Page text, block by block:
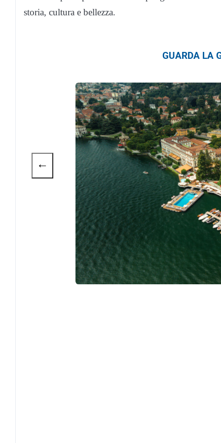
storia, cultura e bellezza.
GUARDA LA
←